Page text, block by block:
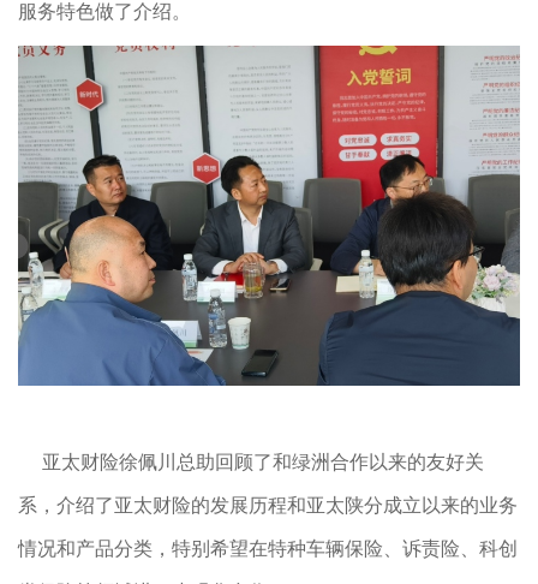
服务特色做了介绍。
亚太财险徐佩川总助回顾了和绿洲合作以来的友好关
系，介绍了亚太财险的发展历程和亚太陕分成立以来的业务
情况和产品分类，特别希望在特种车辆保险、诉责险、科创